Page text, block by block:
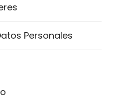
Personales